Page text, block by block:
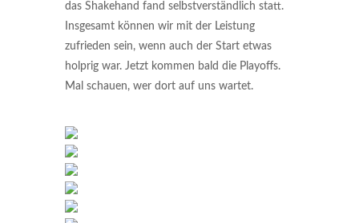
das Shakehand fand selbstverständlich statt.
Insgesamt können wir mit der Leistung
zufrieden sein, wenn auch der Start etwas
holprig war. Jetzt kommen bald die Playoffs.
Mal schauen, wer dort auf uns wartet.